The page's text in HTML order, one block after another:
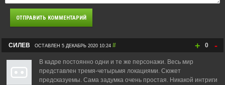
+ 0 -
СИЛЕВ ОСТАВЛЕН 5 ДЕКАБРЬ 2020 10:24 #
В кадре постоянно одни и те же персонажи. Весь мир
представлен тремя-четырьмя локациями. Сюжет
предсказуемы. Сама задумка очень простая. Никакой интриги